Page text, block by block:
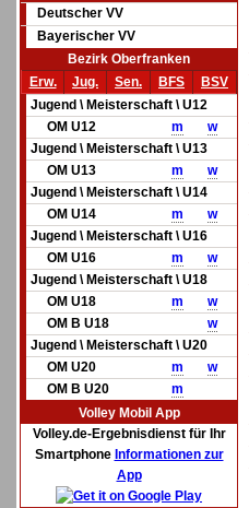
Deutscher VV
Bayerischer VV
Bezirk Oberfranken
Erw.
Jug. Sen. BFS
BSV
Jugend \ Meisterschaft \ U12
OM U12
m
w
Jugend \ Meisterschaft \ U13
OM U13
m
w
Jugend \ Meisterschaft \ U14
OM U14
m
w
Jugend \ Meisterschaft \ U16
OM U16
m
w
Jugend \ Meisterschaft \ U18
OM U18
m
w
OM B U18
w
Jugend \ Meisterschaft \ U20
OM U20
m
w
OM B U20
m
Volley Mobil App
Volley.de-Ergebnisdienst für Ihr
Smartphone Informationen zur
App